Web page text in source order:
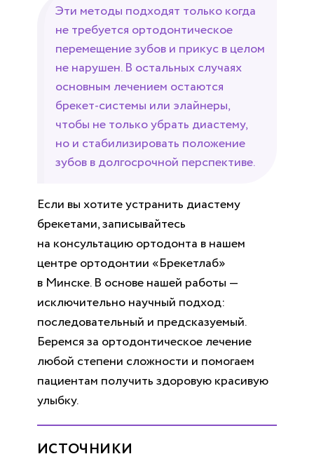
Эти методы подходят только когда
не требуется ортодонтическое
перемещение зубов и прикус в целом
не нарушен. В остальных случаях
основным лечением остаются
брекет-системы или элайнеры,
чтобы не только убрать диастему,
но и стабилизировать положение
зубов в долгосрочной перспективе.
Если вы хотите устранить диастему
брекетами, записывайтесь
на консультацию ортодонта в нашем
центре ортодонтии «Брекетлаб»
в Минске. В основе нашей работы —
исключительно научный подход:
последовательный и предсказуемый.
Беремся за ортодонтическое лечение
любой степени сложности и помогаем
пациентам получить здоровую красивую
улыбку.
ИСТОЧНИКИ